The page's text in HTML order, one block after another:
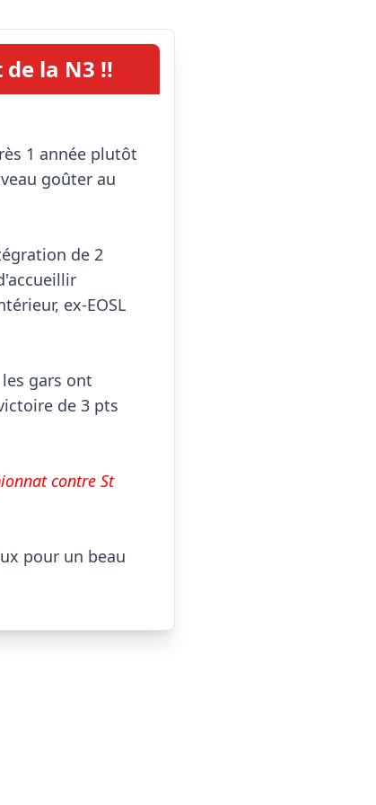
la N3 !!
goûter au
de 2
ex-EOSL
gars ont
de 3 pts
contre St
pour un beau